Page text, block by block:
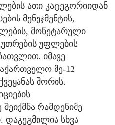
ათი კატეგორიიდან
მენეჯმენტის,
მონეტარული
უფლების
იმავე
მე-12
შორის.
რამდენიმე
დაგეგმილია სხვა